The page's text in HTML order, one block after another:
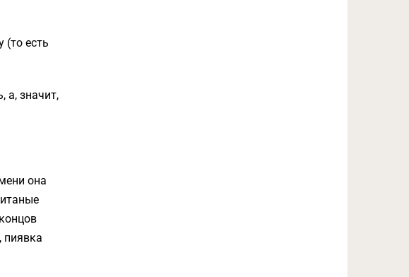
(то есть
а, значит,
она
пиявка